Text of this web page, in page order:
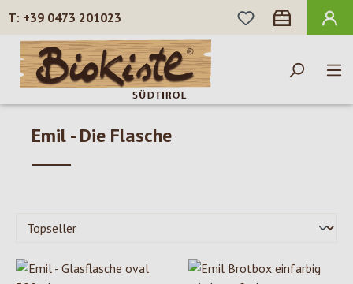
Zum Hauptinhalt springen
+39 0473 201023
DU HAST 0
Emil - Die Flasche